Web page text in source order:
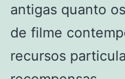
antigas quanto
de filme
recursos